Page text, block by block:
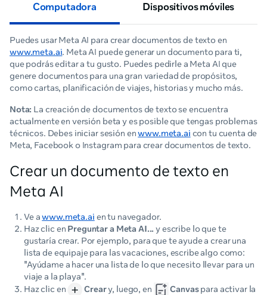
Computadora Dispositivos móviles
Puedes usar Meta AI para crear documentos de texto en
www.meta.ai. Meta AI puede generar un documento para ti,
que podrás editar a tu gusto. Puedes pedirle a Meta AI que
genere documentos para una gran variedad de propósitos,
como cartas, planificación de viajes, historias y mucho más.
Nota: La creación de documentos de texto se encuentra
actualmente en versión beta y es posible que tengas problemas
técnicos. Debes iniciar sesión enwww.meta.ai con tu cuenta de
Meta, Facebook o Instagram para crear documentos de texto.
Crear un documento de texto en
Meta AI
Ve awww.meta.ai en tu navegador.
Haz clic en Preguntar a Meta AI... y escribe lo que te
gustaría crear. Por ejemplo, para que te ayude a crear una
lista de equipaje para las vacaciones, escribe algo como:
"Ayúdame a hacer una lista de lo que necesito llevar para un
viaje a la playa".
Haz clic en
Creary, luego, en Canvaspara activar la